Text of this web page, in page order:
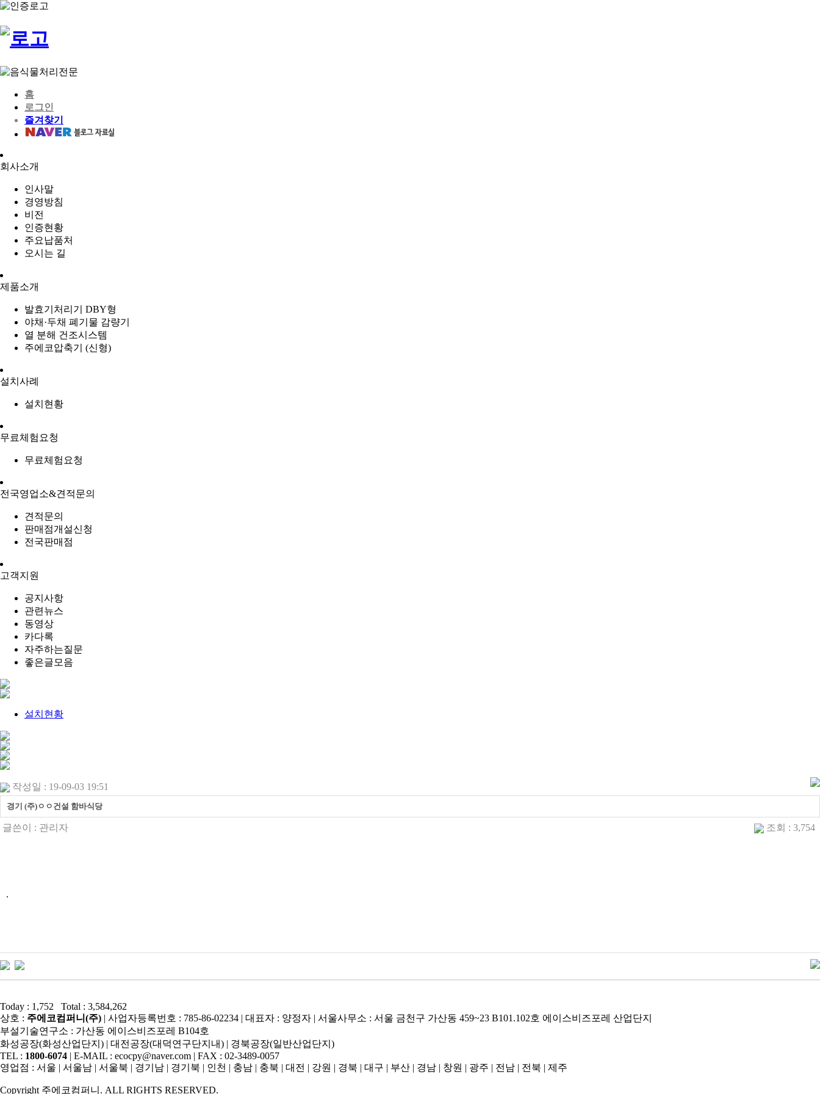
홈
로그인
즐겨찾기
회사소개
인사말
경영방침
비전
인증현황
주요납품처
오시는 길
제품소개
발효기처리기 DBY형
야채·두채 폐기물 감량기
열 분해 건조시스템
주에코압축기 (신형)
설치사례
설치현황
무료체험요청
무료체험요청
전국영업소&견적문의
견적문의
판매점개설신청
전국판매점
고객지원
공지사항
관련뉴스
동영상
카다록
자주하는질문
좋은글모음
설치현황
작성일 : 19-09-03 19:51
경기 (주)ㅇㅇ건설 함바식당
글쓴이 : 관리자 조회 : 3,754
.
Today : 1,752 Total : 3,584,262
상호 : 주에코컴퍼니(주) | 사업자등록번호 : 785-86-02234 | 대표자 : 양정자 | 서울사무소 : 서울 금천구 가산동 459~23 B101.102호 에이스비즈포레 산업단지
부설기술연구소 : 가산동 에이스비즈포레 B104호
화성공장(화성산업단지) | 대전공장(대덕연구단지내) | 경북공장(일반산업단지)
TEL : 1800-6074 | E-MAIL : ecocpy@naver.com | FAX : 02-3489-0057
영업점 : 서울 | 서울남 | 서울북 | 경기남 | 경기북 | 인천 | 충남 | 충북 | 대전 | 강원 | 경북 | 대구 | 부산 | 경남 | 창원 | 광주 | 전남 | 전북 | 제주
Copyright 주에코컴퍼니. ALL RIGHTS RESERVED.